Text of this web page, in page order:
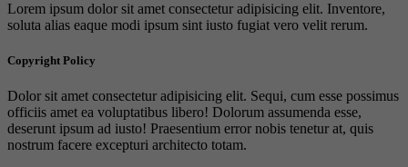
Lorem ipsum dolor sit amet consectetur adipisicing elit. Inventore,
soluta alias eaque modi ipsum sint iusto fugiat vero velit rerum.
Copyright Policy
Dolor sit amet consectetur adipisicing elit. Sequi, cum esse possimus
officiis amet ea voluptatibus libero! Dolorum assumenda esse,
deserunt ipsum ad iusto! Praesentium error nobis tenetur at, quis
nostrum facere excepturi architecto totam.